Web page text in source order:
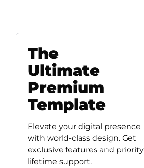
The
Ultimate
Premium
Template
Elevate your digital presence
with world-class design. Get
exclusive features and priority
lifetime support.